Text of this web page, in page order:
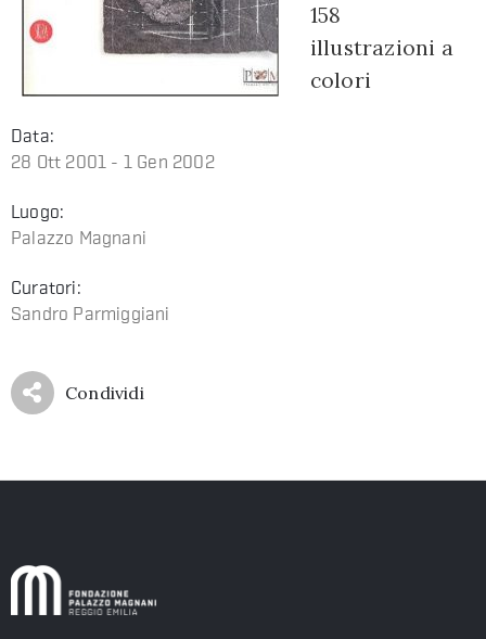
158
illustrazioni a
colori
Data:
28 Ott 2001 - 1 Gen 2002
Luogo:
Palazzo Magnani
Curatori:
Sandro Parmiggiani
Condividi